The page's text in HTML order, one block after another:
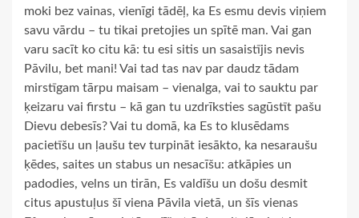
moki bez vainas, vienīgi tādēļ, ka Es esmu devis viņiem
savu vārdu – tu tikai pretojies un spītē man. Vai gan
varu sacīt ko citu kā: tu esi sitis un sasaistījis nevis
Pāvilu, bet mani! Vai tad tas nav par daudz tādam
mirstīgam tārpu maisam – vienalga, vai to sauktu par
ķeizaru vai firstu – kā gan tu uzdrīksties sagūstīt pašu
Dievu debesīs? Vai tu domā, ka Es to klusēdams
pacietīšu un ļaušu tev turpināt iesākto, ka nesaraušu
ķēdes, saites un stabus un nesacīšu: atkāpies un
padodies, velns un tirān, Es valdīšu un došu desmit
citus apustuļus šī viena Pāvila vietā, un šīs vienas